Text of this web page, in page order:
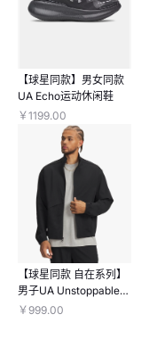
【球星同款】男女同款
UA Echo运动休闲鞋
￥1199.00
【球星同款 自在系列】
男子UA Unstoppable
Airvent夹克
￥999.00